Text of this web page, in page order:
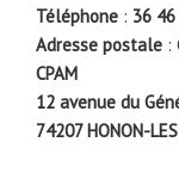
Téléphone : 36 46
Adresse postale :
CPAM
12 avenue du
74207HONON-